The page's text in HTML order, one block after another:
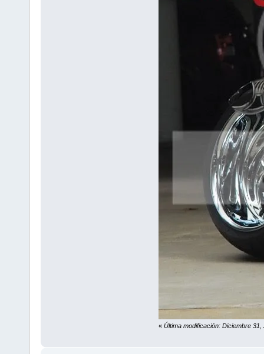
« Última modificación: Diciembre